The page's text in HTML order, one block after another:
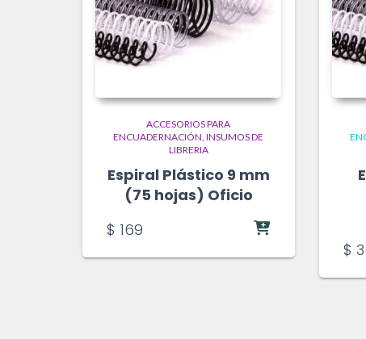
ACCESORIOS PARA
ENCUADERNACIÓN INSUMOS DE
LIBRERIA
Espiral Plástico 9 mm
(75 hojas) Oficio
$ 169
$